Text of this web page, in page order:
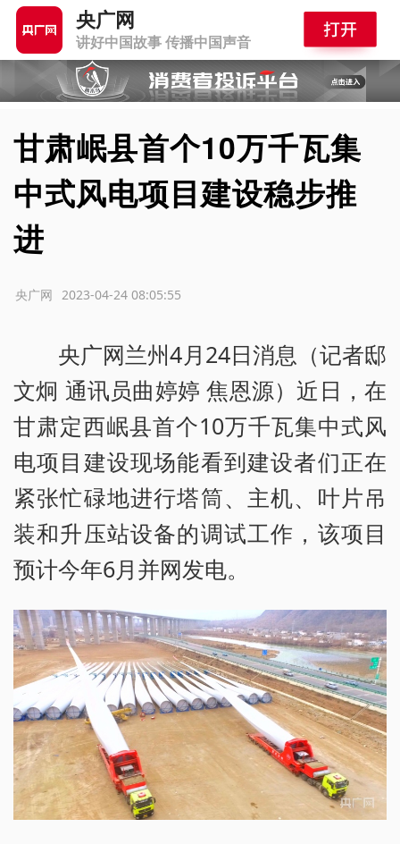
央广网
讲好中国故事 传播中国声音
甘肃岷县首个10万千瓦集
中式风电项目建设稳步推
进
2023-04-24 08:05:55
央广网
央广网兰州4月24日消息（记者邸
文炯 通讯员曲婷婷 焦恩源）近日，在
甘肃定西岷县首个10万千瓦集中式风
电项目建设现场能看到建设者们正在
紧张忙碌地进行塔筒、主机、叶片吊
装和升压站设备的调试工作，该项目
预计今年6月并网发电。